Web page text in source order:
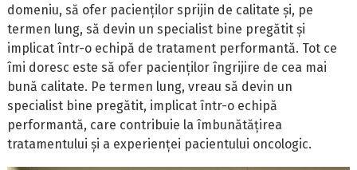
domeniu, să ofer pacienților sprijin de calitate și, pe
termen lung, să devin un specialist bine pregătit și
implicat într-o echipă de tratament performantă. Tot ce
îmi doresc este să ofer pacienților îngrijire de cea mai
bună calitate. Pe termen lung, vreau să devin un
specialist bine pregătit, implicat într-o echipă
performantă, care contribuie la îmbunătățirea
tratamentului și a experienței pacientului oncologic.